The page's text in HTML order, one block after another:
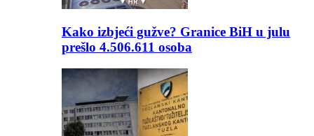
Kako izbjeći gužve? Granice BiH u julu
prešlo 4.506.611 osoba